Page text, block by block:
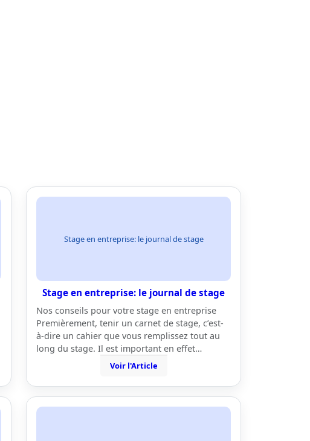
Stage en entreprise: le journal de stage
Stage en entreprise: le journal de stage
Nos conseils pour votre stage en entreprise
Premièrement, tenir un carnet de stage, c’est-
à-dire un cahier que vous remplissez tout au
long du stage. Il est important en effet…
Voir l'Article